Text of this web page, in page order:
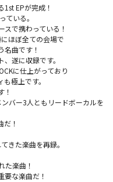
EPが完成！
ている。
スで携わっている！
ほぼ全ての会場で
名曲です！
遂に収録です。
に仕上がっており
極上です。
！
バー3人ともリードボーカルを
！
きた楽曲を再録。
た楽曲！
要な楽曲だ！